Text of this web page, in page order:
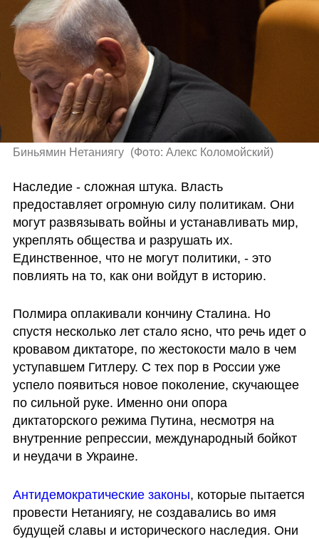
Биньямин Нетаниягу (Фото: Алекс Коломойский)
Наследие - сложная штука. Власть
предоставляет огромную силу политикам. Они
могут развязывать войны и устанавливать мир,
укреплять общества и разрушать их.
Единственное, что не могут политики, - это
повлиять на то, как они войдут в историю.
Полмира оплакивали кончину Сталина. Но
спустя несколько лет стало ясно, что речь идет о
кровавом диктаторе, по жестокости мало в чем
уступавшем Гитлеру. С тех пор в России уже
успело появиться новое поколение, скучающее
по сильной руке. Именно они опора
диктаторского режима Путина, несмотря на
внутренние репрессии, международный бойкот
и неудачи в Украине.
Антидемократические законы, которые пытается
провести Нетаниягу, не создавались во имя
будущей славы и исторического наследия. Они